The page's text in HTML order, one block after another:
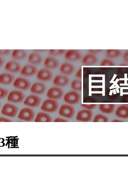
目
種